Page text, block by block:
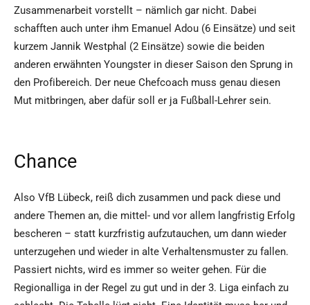
Zusammenarbeit vorstellt – nämlich gar nicht. Dabei
schafften auch unter ihm Emanuel Adou (6 Einsätze) und seit
kurzem Jannik Westphal (2 Einsätze) sowie die beiden
anderen erwähnten Youngster in dieser Saison den Sprung in
den Profibereich. Der neue Chefcoach muss genau diesen
Mut mitbringen, aber dafür soll er ja Fußball-Lehrer sein.
Chance
Also VfB Lübeck, reiß dich zusammen und pack diese und
andere Themen an, die mittel- und vor allem langfristig Erfolg
bescheren – statt kurzfristig aufzutauchen, um dann wieder
unterzugehen und wieder in alte Verhaltensmuster zu fallen.
Passiert nichts, wird es immer so weiter gehen. Für die
Regionalliga in der Regel zu gut und in der 3. Liga einfach zu